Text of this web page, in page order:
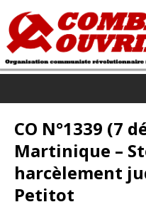
CO N°1339 (7
Martinique –
harcèlement
Petitot